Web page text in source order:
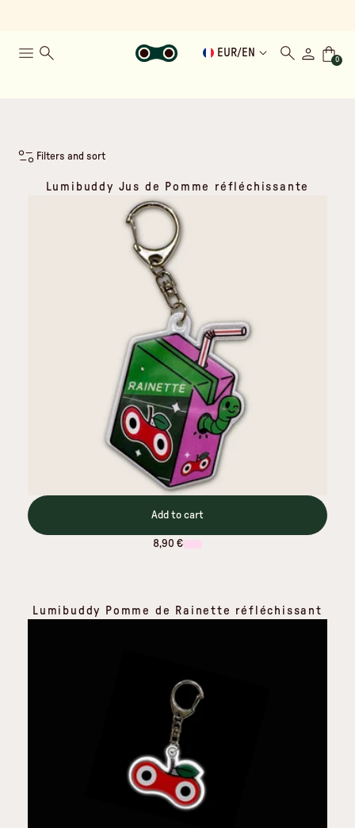
EUR/ EN
0
Filters and sort
Lumibuddy Jus de Pomme réfléchissante
Add to cart
8,90 €
Lumibuddy Pomme de Rainette réfléchissant